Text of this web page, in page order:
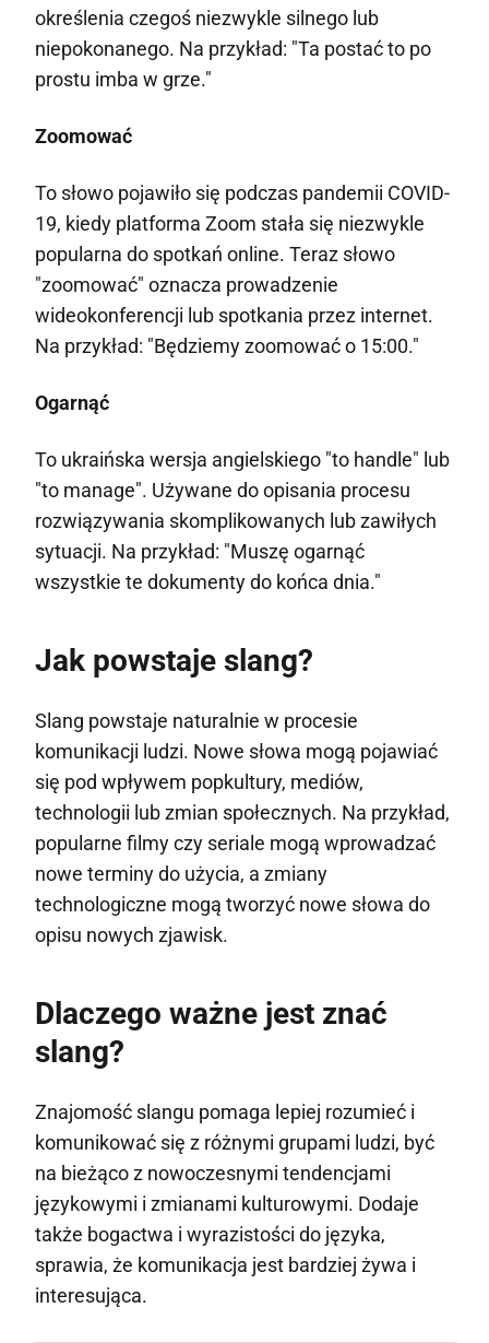
określenia czegoś niezwykle silnego lub
niepokonanego. Na przykład: "Ta postać to po
prostu imba w grze."
Zoomować
To słowo pojawiło się podczas pandemii COVID-
19, kiedy platforma Zoom stała się niezwykle
popularna do spotkań online. Teraz słowo
"zoomować" oznacza prowadzenie
wideokonferencji lub spotkania przez internet.
Na przykład: "Będziemy zoomować o 15:00."
Ogarnąć
To ukraińska wersja angielskiego "to handle" lub
"to manage". Używane do opisania procesu
rozwiązywania skomplikowanych lub zawiłych
sytuacji. Na przykład: "Muszę ogarnąć
wszystkie te dokumenty do końca dnia."
Jak powstaje slang?
Slang powstaje naturalnie w procesie
komunikacji ludzi. Nowe słowa mogą pojawiać
się pod wpływem popkultury, mediów,
technologii lub zmian społecznych. Na przykład,
popularne filmy czy seriale mogą wprowadzać
nowe terminy do użycia, a zmiany
technologiczne mogą tworzyć nowe słowa do
opisu nowych zjawisk.
Dlaczego ważne jest znać
slang?
Znajomość slangu pomaga lepiej rozumieć i
komunikować się z różnymi grupami ludzi, być
na bieżąco z nowoczesnymi tendencjami
językowymi i zmianami kulturowymi. Dodaje
także bogactwa i wyrazistości do języka,
sprawia, że komunikacja jest bardziej żywa i
interesująca.